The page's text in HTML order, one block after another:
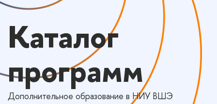
Каталог
программ
Дополнительное образование в НИУ ВШЭ